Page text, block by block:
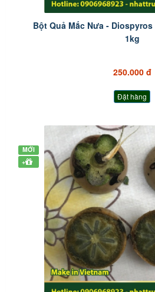
Bột Quả Mắc Nưa -
1kg
250.000 đ
Đặt hàng
MỚI
+